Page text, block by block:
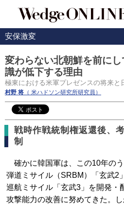
安保激変
変わらない北朝鮮を前に
識が低下する理由
極東における米軍プレゼンスの将来と
村野 将 （ 米ハドソン研究所研究員）
戦時作戦統制権返還後、
制
確かに韓国軍は、この10年の
弾道ミサイル（SRBM）「玄武2
巡航ミサイル「玄武3」を開発・
攻撃能力の改善に努めてきた。